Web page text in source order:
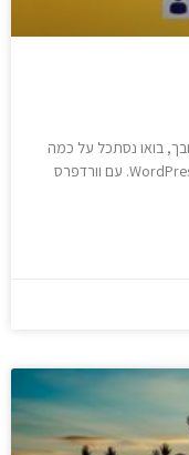
בואו נסתכל על כמה
סיבות מדוע כדאי להשתמש בה בבניית אתר WordPress. עם וורדפרס